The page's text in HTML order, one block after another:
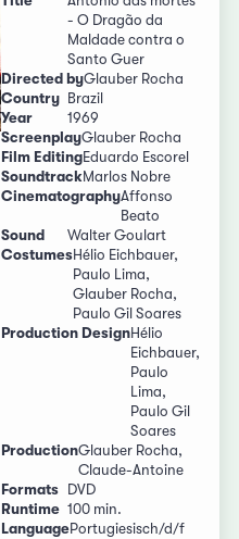
- O Dragão da
Maldade contra o
Santo Guer
Directed byGlauber Rocha
Country Brazil
Year
1969
ScreenplayGlauber Rocha
Film EditingEduardo Escorel
SoundtrackMarlos Nobre
CinematographyAffonso
Beato
Sound
Walter Goulart
CostumesHélio Eichbauer,
Paulo Lima,
Glauber Rocha,
Paulo Gil Soares
Production DesignHélio
Eichbauer,
Paulo
Lima,
Paulo Gil
Soares
ProductionGlauber Rocha,
Claude-Antoine
Formats
DVD
Runtime 100 min.
LanguagePortugiesisch/d/f